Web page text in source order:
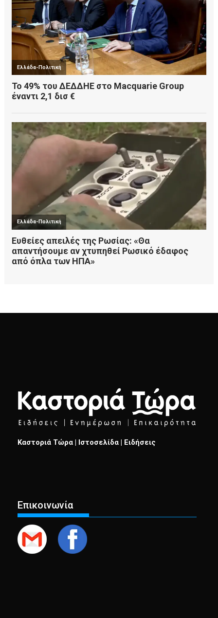
Καστοριά Τώρα | Ιστοσελίδα | Ειδήσεις
Επικοινωνία